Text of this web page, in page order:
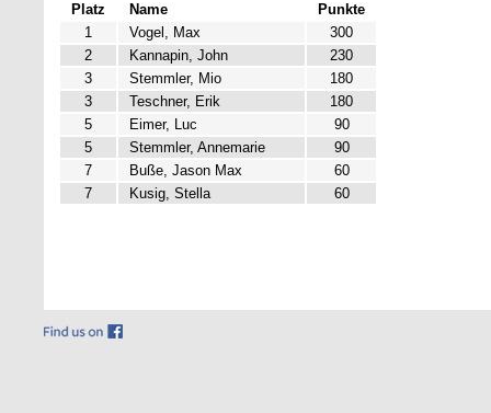
Platz Name
Punkte
1
Vogel, Max
300
2
Kannapin, John
230
3
Stemmler, Mio
180
3
Teschner, Erik
180
5
Eimer, Luc
90
5
Stemmler, Annemarie
90
7
Buße, Jason Max
60
7
Kusig, Stella 60